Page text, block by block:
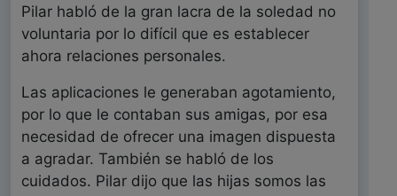
Pilar habló de la gran lacra de la soledad no
voluntaria por lo difícil que es establecer
ahora relaciones personales.
Las aplicaciones le generaban agotamiento,
por lo que le contaban sus amigas, por esa
necesidad de ofrecer una imagen dispuesta
a agradar. También se habló de los
cuidados. Pilar dijo que las hijas somos las